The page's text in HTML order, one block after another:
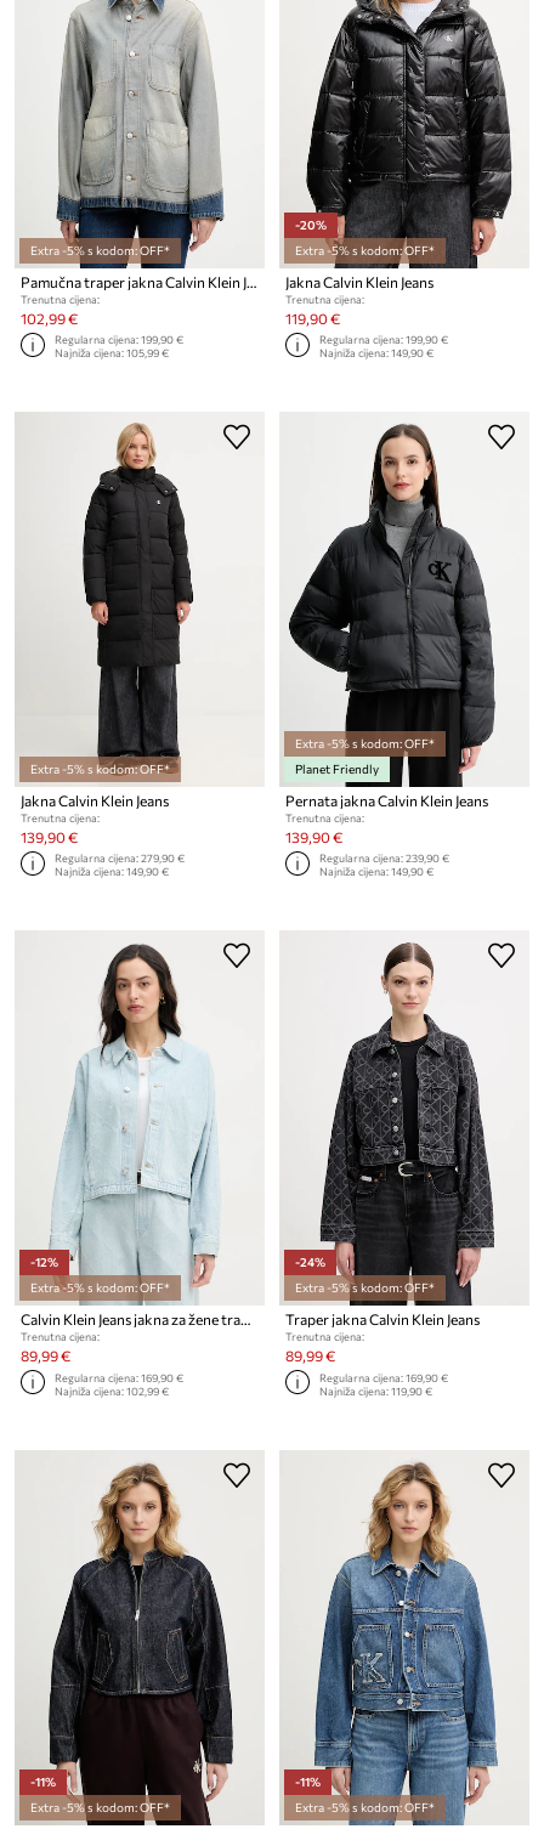
Extra -5% s kodom: OFF*
Trenutna cijena:
102,99 €
Regularna cijena:199,90 €
Najniža cijena:105,99 €
-20%
Extra -5% s kodom: OFF*
Jakna Calvin Klein Jeans
Trenutna cijena:
119,90 €
Regularna cijena:199,90 €
Najniža cijena:149,90 €
Extra -5% s kodom: OFF*
Jakna Calvin Klein Jeans
Trenutna cijena:
139,90 €
Regularna cijena:279,90 €
Najniža cijena:149,90 €
Extra -5% s kodom: OFF*
Planet Friendly
Pernata jakna Calvin Klein Jeans
Trenutna cijena:
139,90 €
Regularna cijena:239,90 €
Najniža cijena:149,90 €
-12%
Extra -5% s kodom: OFF*
Calvin Klein Jeans jakna za žene traper
Trenutna cijena:
89,99 €
Regularna cijena:169,90 €
Najniža cijena:102,99 €
-24%
Extra -5% s kodom: OFF*
Traper jakna Calvin Klein Jeans
Trenutna cijena:
89,99 €
Regularna cijena:169,90 €
Najniža cijena:119,90 €
-11%
Extra -5% s kodom: OFF*
-11%
Extra -5% s kodom: OFF*